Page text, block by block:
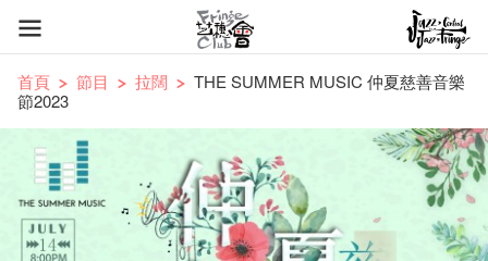
首頁 節目 拉闊
THE SUMMER MUSIC 仲夏慈善音樂
節2023